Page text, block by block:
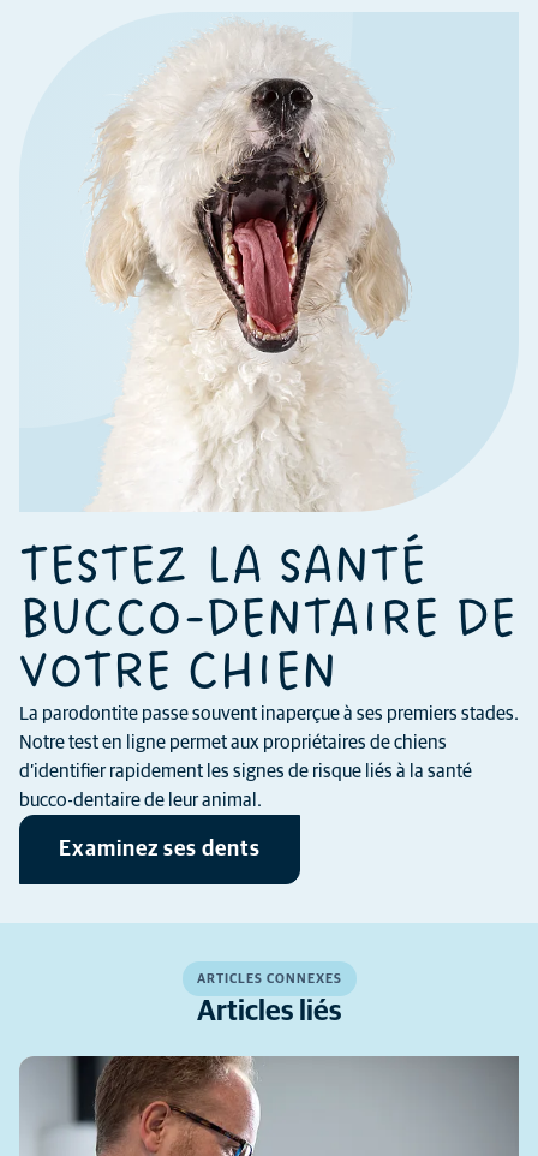
TESTEZ LA SANTÉ
BUCCO-DENTAIRE DE
VOTRE CHIEN
La parodontite passe souvent inaperçue à ses premiers stades.
Notre test en ligne permet aux propriétaires de chiens
d’identifier rapidement les signes de risque liés à la santé
bucco-dentaire de leur animal.
Examinez ses dents
ARTICLES CONNEXES
Articles liés